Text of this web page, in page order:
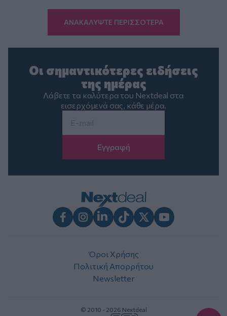
ΑΝΑΚΑΛΥΨΤΕ ΠΕΡΙΣΣΟΤΕΡΑ
Οι σημαντικότερες ειδήσεις
της ημέρας
Λάβετε τα καλύτερα του Nextdeal στα
εισερχόμενά σας, κάθε μέρα.
Όροι Χρήσης
Πολιτική Απορρήτου
Newsletter
© 2010 - 2026 Nextdeal